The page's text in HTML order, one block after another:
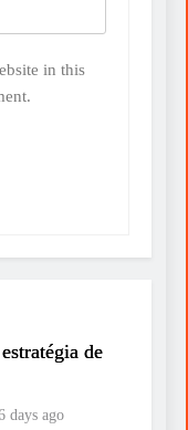
in this
de
days ago